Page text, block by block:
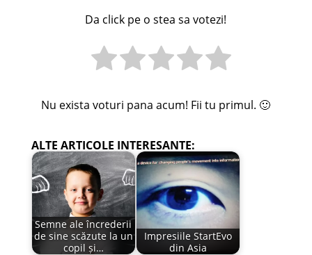
Da click pe o stea sa votezi!
Nu exista voturi pana acum! Fii tu primul. 🙂
ALTE ARTICOLE INTERESANTE:
Semne ale încrederii
de sine scăzute la un
copil și…
Impresiile StartEvo
din Asia